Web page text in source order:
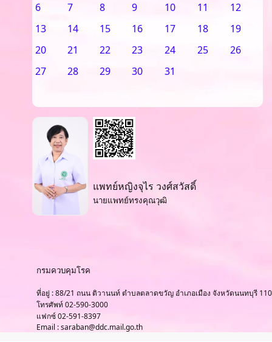
6
7 8 9 10 11
12
13
14 15 16 17 18
19
20
21 22 23 24 25
26
27
28 29 30 31
แพทย์หญิงจุไร วงศ์สวัสดิ์
นายแพทย์ทรงคุณวุฒิ
กรมควบคุมโรค
ที่อยู่ : 88/21 ถนน ติวานนท์ ตำบลตลาดขวัญ อำเภอเมือง จังหวัดนนทบุรี
โทรศัพท์ 02-590-3000
แฟกซ์ 02-591-8397
Email : saraban@ddc.mail.go.th